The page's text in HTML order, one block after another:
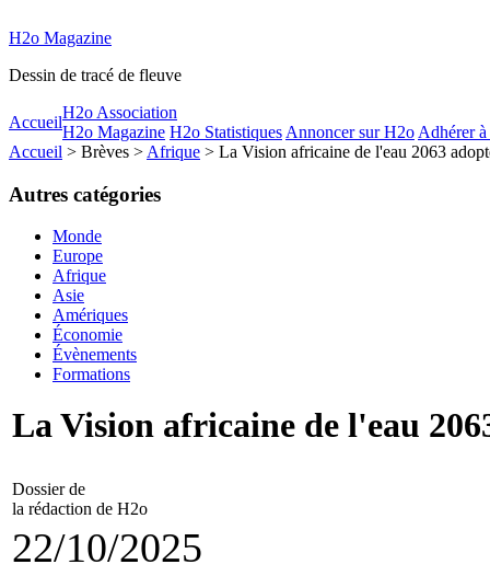
H2o Magazine
Dessin de tracé de fleuve
Accueil
H2o Association
H2o Magazine H2o Statistiques Annoncer sur H2o Adhérer
Accueil > Brèves > Afrique > La Vision africaine de l'eau 2063
Autres catégories
Monde
Europe
Afrique
Asie
Amériques
Économie
Évènements
Formations
La Vision africaine de l'eau
Dossier de
la rédaction de H2o
22/10/2025